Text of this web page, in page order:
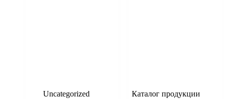
Uncategorized Каталог продукции